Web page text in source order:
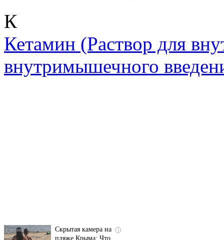
К
Кетамин (Раствор для
внутримышечного
i
Скрытая камера на
пляже Крыма: Что